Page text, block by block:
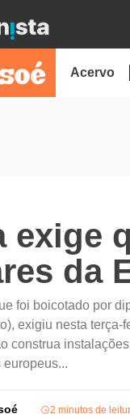
Acervo
exige
da
foi boicotado por
exigiu nesta
construa
2 minutos de